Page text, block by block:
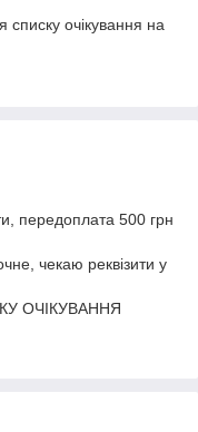
списку очікування на
передоплата 500 грн
чекаю реквізити у
ОЧІКУВАННЯ